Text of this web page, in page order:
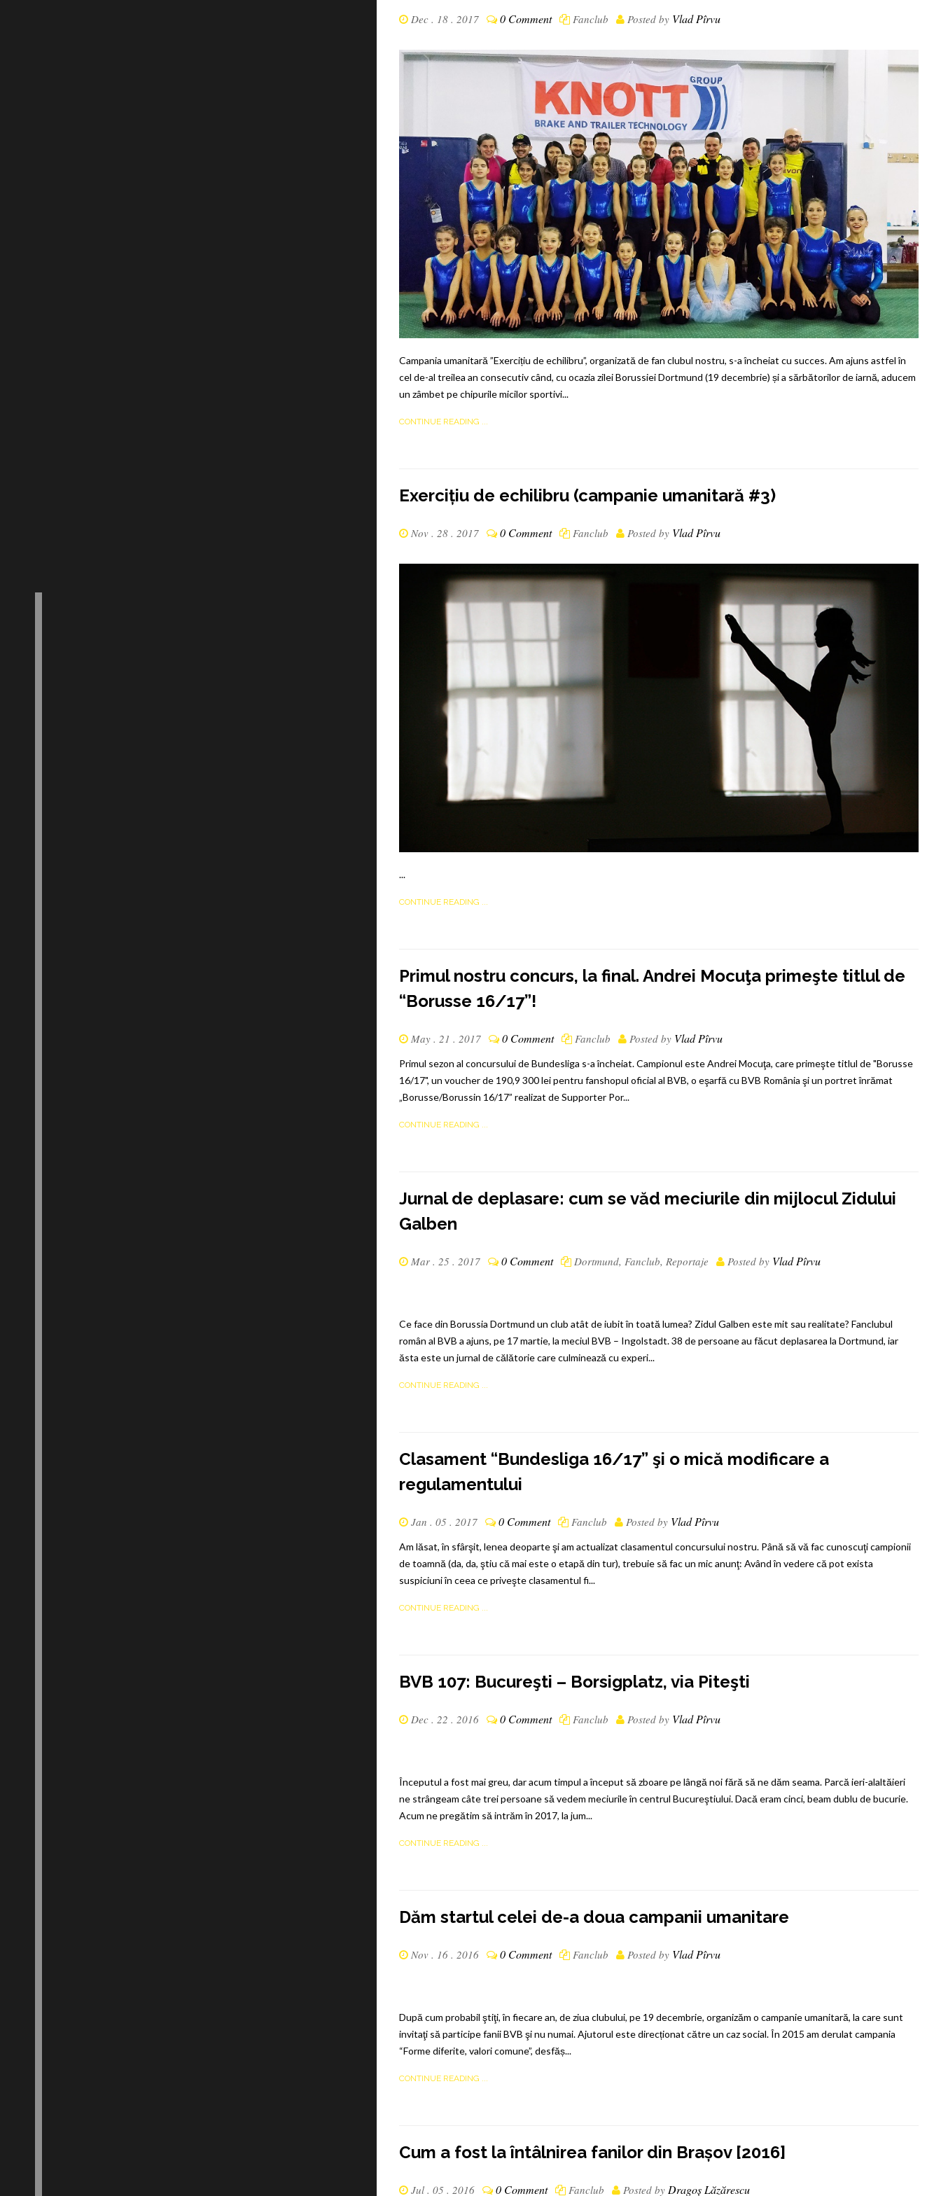
Dec . 18 . 2017 0 Comment Fanclub Posted by Vlad Pîrvu
Campania umanitară ”Exercițiu de echilibru”, organizată de fan clubul nostru, s-a încheiat cu succes. Am ajuns astfel în
cel de-al treilea an consecutiv când, cu ocazia zilei Borussiei Dortmund (19 decembrie) și a sărbătorilor de iarnă, aducem
un zâmbet pe chipurile micilor sportivi...
CONTINUE READING ...
Exercițiu de echilibru (campanie umanitară #3)
Nov . 28 . 2017 0 Comment Fanclub Posted by Vlad Pîrvu
...
CONTINUE READING ...
Primul nostru concurs, la final. Andrei Mocuţa primeşte titlul de
“Borusse 16/17”!
May . 21 . 2017 0 Comment Fanclub Posted by Vlad Pîrvu
Primul sezon al concursului de Bundesliga s-a încheiat. Campionul este Andrei Mocuţa, care primeşte titlul de "Borusse
16/17", un voucher de 190,9 300 lei pentru fanshopul oficial al BVB, o eşarfă cu BVB România şi un portret înrămat
„Borusse/Borussin 16/17” realizat de Supporter Por...
CONTINUE READING ...
Jurnal de deplasare: cum se văd meciurile din mijlocul Zidului
Galben
Mar . 25 . 2017 0 Comment Dortmund, Fanclub, Reportaje Posted by Vlad Pîrvu
Ce face din Borussia Dortmund un club atât de iubit în toată lumea? Zidul Galben este mit sau realitate? Fanclubul
român al BVB a ajuns, pe 17 martie, la meciul BVB – Ingolstadt. 38 de persoane au făcut deplasarea la Dortmund, iar
ăsta este un jurnal de călătorie care culminează cu experi...
CONTINUE READING ...
Clasament “Bundesliga 16/17” şi o mică modificare a
regulamentului
Jan . 05 . 2017 0 Comment Fanclub Posted by Vlad Pîrvu
Am lăsat, în sfârşit, lenea deoparte şi am actualizat clasamentul concursului nostru. Până să vă fac cunoscuţi campionii
de toamnă (da, da, ştiu că mai este o etapă din tur), trebuie să fac un mic anunţ: Având în vedere că pot exista
suspiciuni în ceea ce priveşte clasamentul fi...
CONTINUE READING ...
BVB 107: Bucureşti – Borsigplatz, via Piteşti
Dec . 22 . 2016 0 Comment Fanclub Posted by Vlad Pîrvu
Începutul a fost mai greu, dar acum timpul a început să zboare pe lângă noi fără să ne dăm seama. Parcă ieri-alaltăieri
ne strângeam câte trei persoane să vedem meciurile în centrul Bucureştiului. Dacă eram cinci, beam dublu de bucurie.
Acum ne pregătim să intrăm în 2017, la jum...
CONTINUE READING ...
Dăm startul celei de-a doua campanii umanitare
Nov . 16 . 2016 0 Comment Fanclub Posted by Vlad Pîrvu
După cum probabil ştiţi, în fiecare an, de ziua clubului, pe 19 decembrie, organizăm o campanie umanitară, la care sunt
invitaţi să participe fanii BVB şi nu numai. Ajutorul este direcționat către un caz social. În 2015 am derulat campania
“Forme diferite, valori comune”, desfăș...
CONTINUE READING ...
Cum a fost la întâlnirea fanilor din Brașov [2016]
Jul . 05 . 2016 0 Comment Fanclub Posted by Dragoș Lăzărescu